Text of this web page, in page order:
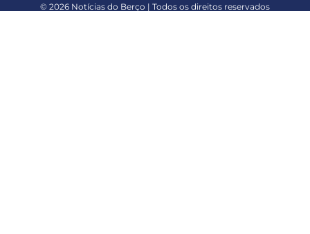
© 2026 Notícias do Berço | Todos os direitos reservados